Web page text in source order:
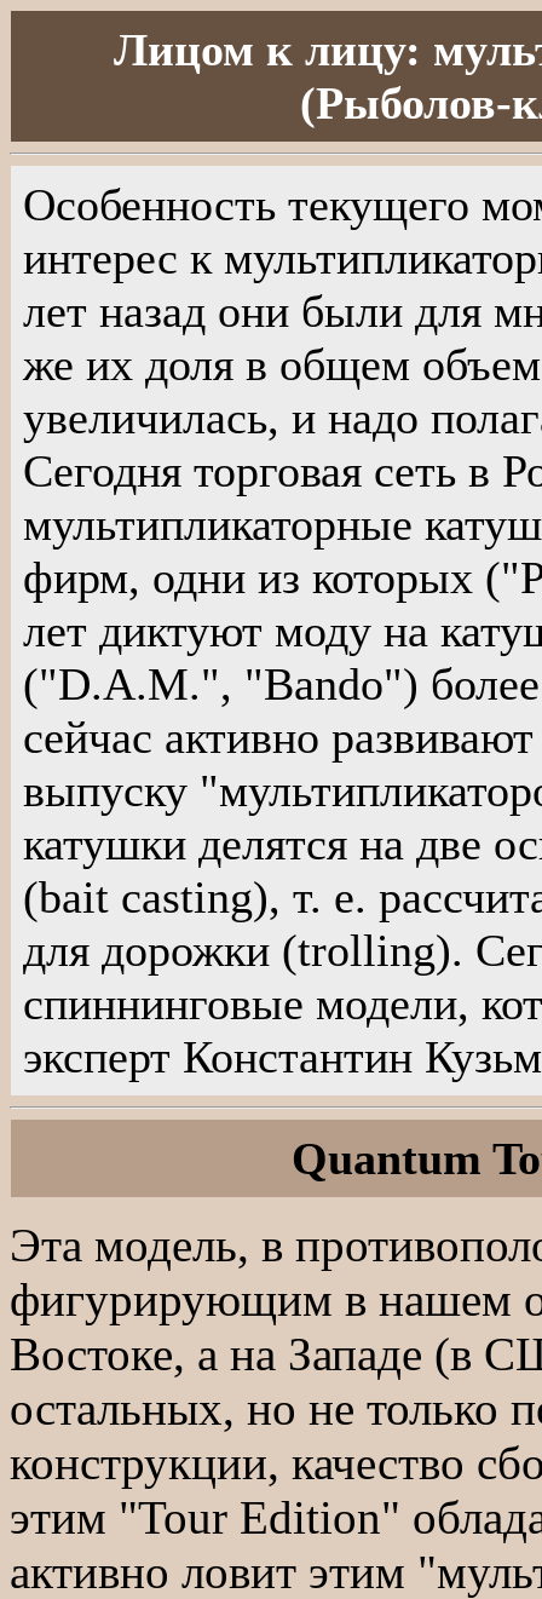
Лицом к лицу:
(Рыболов-
Особенность текущего
интерес к
лет назад они были для
же их доля в общем
увеличилась, и надо
Сегодня торговая сеть в
мультипликаторные
фирм, одни из которых
лет диктуют моду на
("D.A.M.", "Bando") более
сейчас активно
выпуску
катушки делятся на две
(bait casting), т. е.
для дорожки (trolling).
спиннинговые модели,
эксперт Константин
Quantum
Эта модель, в
фигурирующим в нашем
Востоке, а на Западе (в
остальных, но не только
конструкции, качество
этим "Tour Edition"
активно ловит этим